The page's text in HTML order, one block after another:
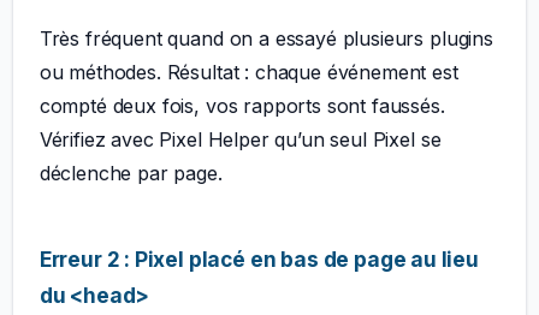
Très fréquent quand on a essayé plusieurs plugins
ou méthodes. Résultat : chaque événement est
compté deux fois, vos rapports sont faussés.
Vérifiez avec Pixel Helper qu’un seul Pixel se
déclenche par page.
Erreur 2 : Pixel placé en bas de page au lieu
du <head>